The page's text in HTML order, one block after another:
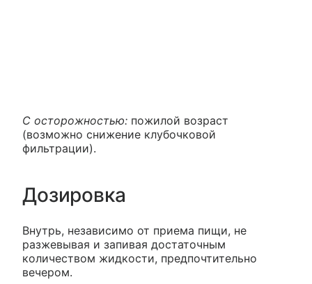
С осторожностью: пожилой возраст
(возможно снижение клубочковой
фильтрации).
Дозировка
Внутрь, независимо от приема пищи, не
разжевывая и запивая достаточным
количеством жидкости, предпочтительно
вечером.